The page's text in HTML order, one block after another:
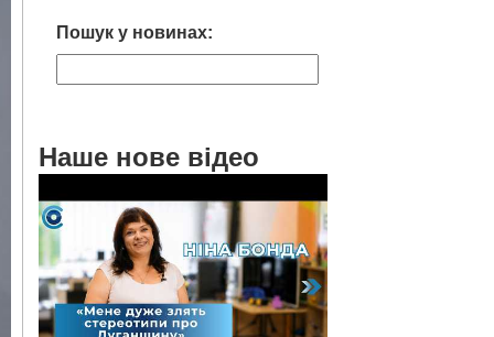
Пошук у новинах:
Наше нове відео